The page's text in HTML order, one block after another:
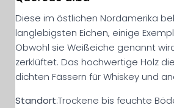
Diese im östlichen Nordamerika
langlebigsten Eichen, einige
Obwohl sie Weißeiche genannt
zerklüftet. Das hochwertige Holz
dichten Fässern für Whiskey und
Standort:Trockene bis feuchte